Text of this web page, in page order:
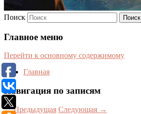
Поиск
Главное меню
Перейти к основному содержимому
Главная
Навигация по записям
←Предыдущая Следующая →